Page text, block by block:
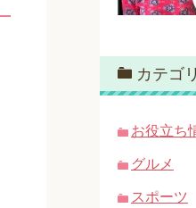
カテゴ
お役立ち
グルメ
スポーツ